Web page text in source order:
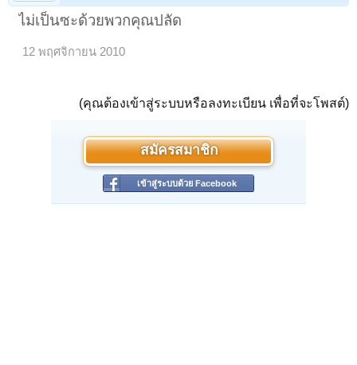
ไม่เป็นซะด้วยพวกคุณปลัด
12 พฤศจิกายน 2010
(คุณต้องเข้าสู่ระบบหรือลงทะเบียน เพื่อที่จะโพสต์)
สมัครสมาชิก
เข้าสู่ระบบด้วย Facebook